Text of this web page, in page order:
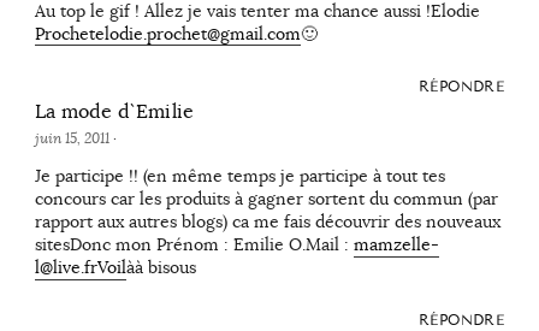
Au top le gif ! Allez je vais tenter ma chance aussi !Elodie
Prochetelodie.prochet@gmail.com🙂
RÉPONDRE
La mode d`Emilie
juin 15, 2011·
Je participe !! (en même temps je participe à tout tes
concours car les produits à gagner sortent du commun (par
rapport aux autres blogs) ca me fais découvrir des nouveaux
sitesDonc mon Prénom : Emilie O.Mail : mamzelle-
l@live.frVoilàà bisous
RÉPONDRE